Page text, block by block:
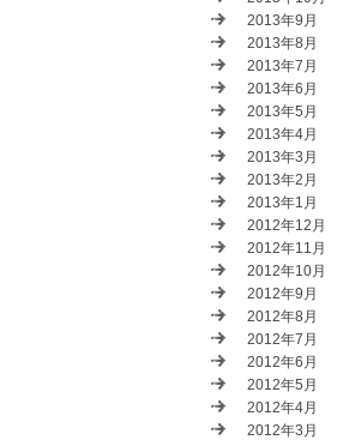
2013年9月
2013年8月
2013年7月
2013年6月
2013年5月
2013年4月
2013年3月
2013年2月
2013年1月
2012年12月
2012年11月
2012年10月
2012年9月
2012年8月
2012年7月
2012年6月
2012年5月
2012年4月
2012年3月